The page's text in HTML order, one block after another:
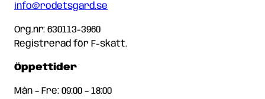
info@rodetsgard.se
Org.nr: 630113-3960
Registrerad för F-skatt.
Öppettider
Mån – Fre: 09:00 – 18:00